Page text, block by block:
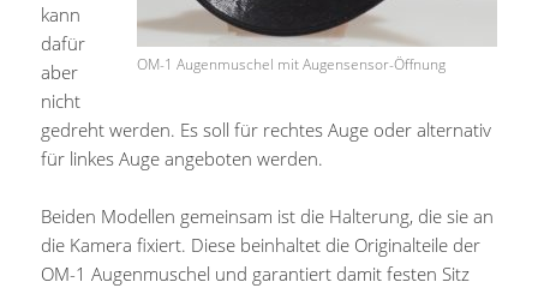
OM-1 Augenmuschel mit Augensensor-Öffnung
kann
dafür
aber
nicht
gedreht werden. Es soll für rechtes Auge oder alternativ
für linkes Auge angeboten werden.
Beiden Modellen gemeinsam ist die Halterung, die sie an
die Kamera fixiert. Diese beinhaltet die Originalteile der
OM-1 Augenmuschel und garantiert damit festen Sitz